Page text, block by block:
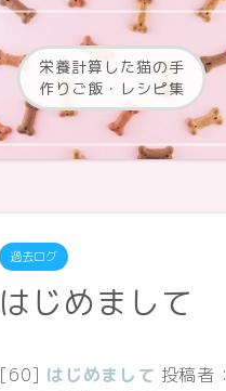
栄養計算した猫の手
作りご飯・レシピ集
過去ログ
はじめまして
[60] はじめまして 投稿者：